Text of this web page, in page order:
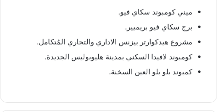
ميني كومبوند سكاي فيو.
برج سكاي فيو بريميير.
مشروع هيدكوارتر بيزنس الاداري والتجاري المُتكامل.
كومبوند لافيدا السكني بمدينة هليوبوليس الجديدة.
كمبوند بلو بلو العين السخنة.